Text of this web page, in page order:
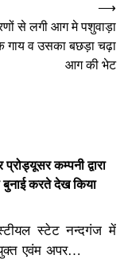
से लगी आग मे पशुवाड़ा
गाय व उसका बछड़ा चढ़ा
आग की भेट
⟶
कम्पनी द्वारा
बुनाई करते देख किया
स्टेट नन्दगंज में
एवंम अपर…